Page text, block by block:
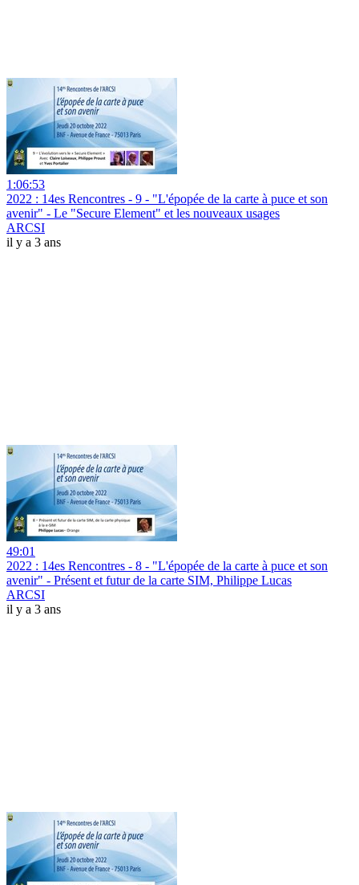
1:06:53
2022 : 14es Rencontres - 9 - "L'épopée de la carte à puce et son
avenir" - Le "Secure Element" et les nouveaux usages
ARCSI
il y a 3 ans
49:01
2022 : 14es Rencontres - 8 - "L'épopée de la carte à puce et son
avenir" - Présent et futur de la carte SIM, Philippe Lucas
ARCSI
il y a 3 ans